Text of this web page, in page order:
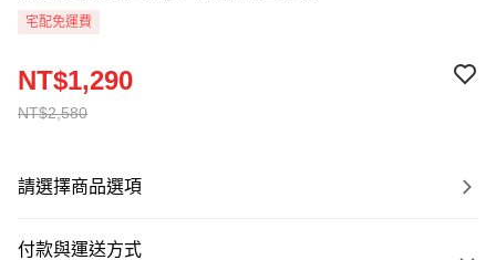
宅配免運費
NT$2,580
NT$1,290
請選擇商品選項
付款與運送方式